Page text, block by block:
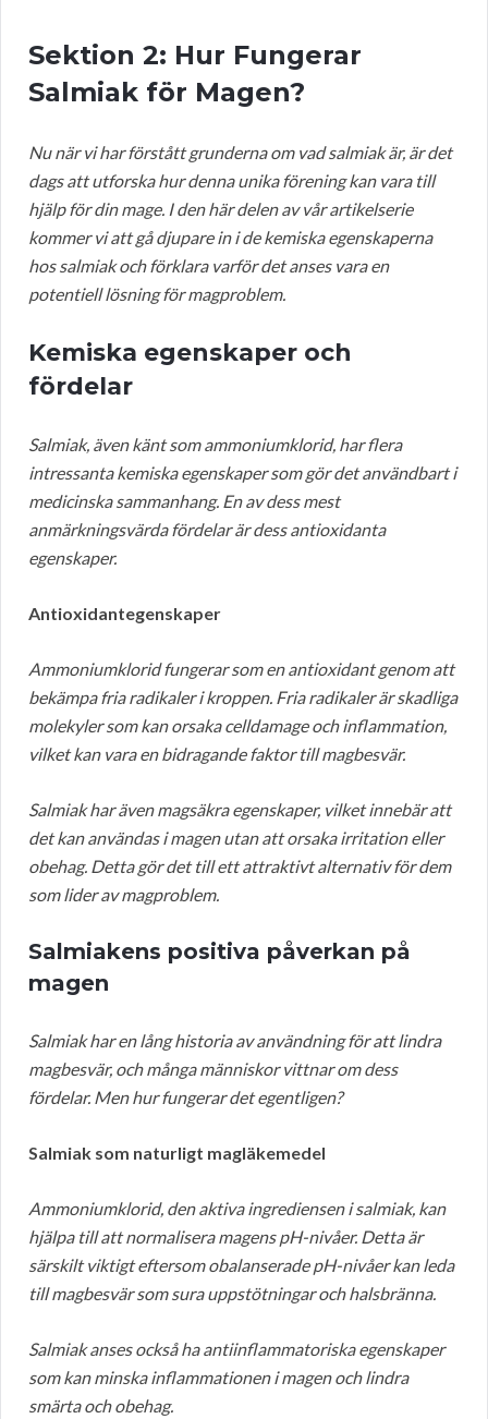
Sektion 2: Hur Fungerar
Salmiak för Magen?
Nu när vi har förstått grunderna om vad salmiak är, är det
dags att utforska hur denna unika förening kan vara till
hjälp för din mage. I den här delen av vår artikelserie
kommer vi att gå djupare in i de kemiska egenskaperna
hos salmiak och förklara varför det anses vara en
potentiell lösning för magproblem.
Kemiska egenskaper och
fördelar
Salmiak, även känt som ammoniumklorid, har flera
intressanta kemiska egenskaper som gör det användbart i
medicinska sammanhang. En av dess mest
anmärkningsvärda fördelar är dess antioxidanta
egenskaper.
Antioxidantegenskaper
Ammoniumklorid fungerar som en antioxidant genom att
bekämpa fria radikaler i kroppen. Fria radikaler är skadliga
molekyler som kan orsaka celldamage och inflammation,
vilket kan vara en bidragande faktor till magbesvär.
Salmiak har även magsäkra egenskaper, vilket innebär att
det kan användas i magen utan att orsaka irritation eller
obehag. Detta gör det till ett attraktivt alternativ för dem
som lider av magproblem.
Salmiakens positiva påverkan på
magen
Salmiak har en lång historia av användning för att lindra
magbesvär, och många människor vittnar om dess
fördelar. Men hur fungerar det egentligen?
Salmiak som naturligt magläkemedel
Ammoniumklorid, den aktiva ingrediensen i salmiak, kan
hjälpa till att normalisera magens pH-nivåer. Detta är
särskilt viktigt eftersom obalanserade pH-nivåer kan leda
till magbesvär som sura uppstötningar och halsbränna.
Salmiak anses också ha antiinflammatoriska egenskaper
som kan minska inflammationen i magen och lindra
smärta och obehag.